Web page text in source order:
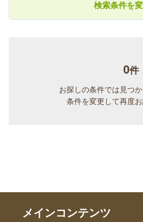
検索条件を
0件
お探しの条件では見つか
条件を変更して再度お
メインコンテンツ